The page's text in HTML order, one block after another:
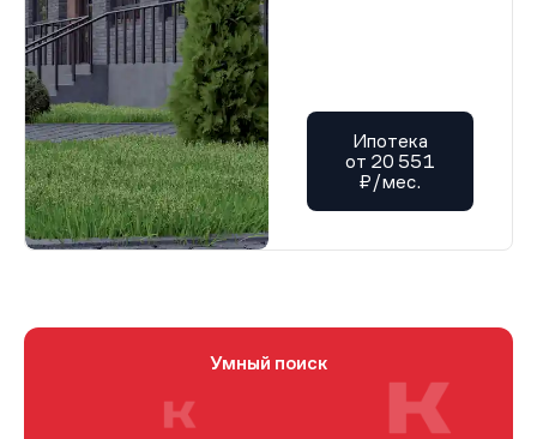
Ипотека
от 20 551
₽/мес.
Умный поиск